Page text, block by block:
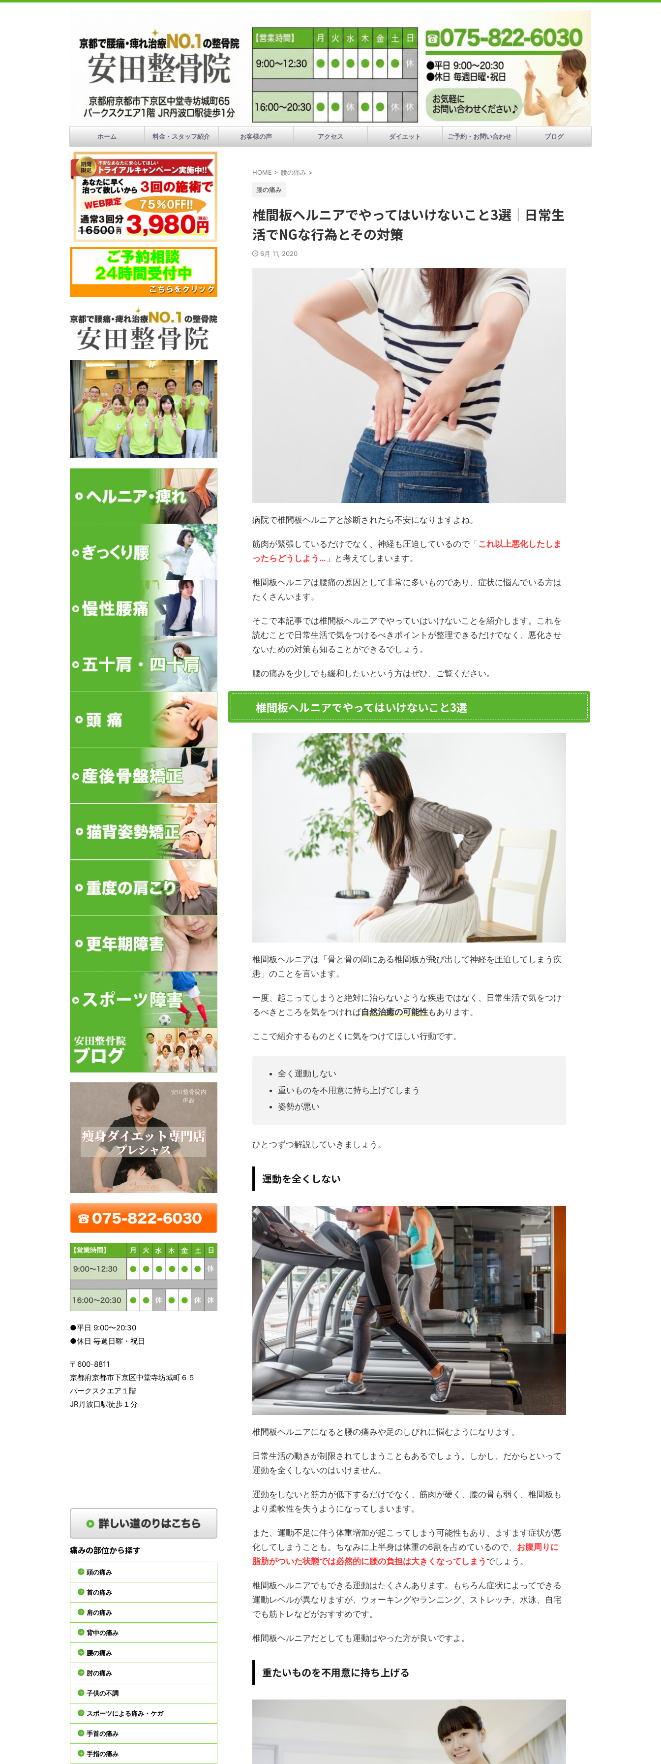
ホーム 料金・スタッフ紹介 お客様の声 アクセス ダイエット ご予約・お問い合わせ ブログ
HOME > 腰の痛み >
腰の痛み
椎間板ヘルニアでやってはいけないこと3選｜日常生
活でNGな行為とその対策
6月 11, 2020
病院で椎間板ヘルニアと診断されたら不安になりますよね。
筋肉が緊張しているだけでなく、神経も圧迫しているので「 これ以上悪化したしま
ったらどうしよう… 」と考えてしまいます。
椎間板ヘルニアは腰痛の原因として非常に多いものであり、症状に悩んでいる方は
たくさんいます。
そこで本記事では椎間板ヘルニアでやっていはいけないことを紹介します。これを
読むことで日常生活で気をつけるべきポイントが整理できるだけでなく、悪化させ
ないための対策も知ることができるでしょう。
腰の痛みを少しでも緩和したいという方はぜひ、ご覧ください。
椎間板ヘルニアでやってはいけないこと3選
椎間板ヘルニアは「骨と骨の間にある椎間板が飛び出して神経を圧迫してしまう疾
患」のことを言います。
一度、起こってしまうと絶対に治らないような疾患ではなく、日常生活で気をつけ
るべきところを気をつければ自然治癒の可能性もあります。
ここで紹介するものとくに気をつけてほしい行動です。
全く運動しない
重いものを不用意に持ち上げてしまう
姿勢が悪い
ひとつずつ解説していきましょう。
運動を全くしない
椎間板ヘルニアになると腰の痛みや足のしびれに悩むようになります。
日常生活の動きが制限されてしまうこともあるでしょう。しかし、だからといって
運動を全くしないのはいけません。
運動をしないと筋力が低下するだけでなく、筋肉が硬く、腰の骨も弱く、椎間板も
より柔軟性を失うようになってしまいます。
また、運動不足に伴う体重増加が起こってしまう可能性もあり、ますます症状が悪
化してしまうことも。ちなみに上半身は体重の6割を占めているので、 お腹周りに
脂肪がついた状態では必然的に腰の負担は大きくなってしまう でしょう。
椎間板ヘルニアでもできる運動はたくさんあります。もちろん症状によってできる
運動レベルが異なりますが、ウォーキングやランニング、ストレッチ、水泳、自宅
でも筋トレなどがおすすめです。
椎間板ヘルニアだとしても運動はやった方が良いですよ。
重たいものを不用意に持ち上げる
●平日 9:00〜20:30
●休日 毎週日曜・祝日
〒600-8811
京都府京都市下京区中堂寺坊城町６５
パークスクエア１階
JR丹波口駅徒歩１分
痛みの部位から探す
頭の痛み
首の痛み
肩の痛み
背中の痛み
腰の痛み
肘の痛み
子供の不調
スポーツによる痛み・ケガ
手首の痛み
手指の痛み